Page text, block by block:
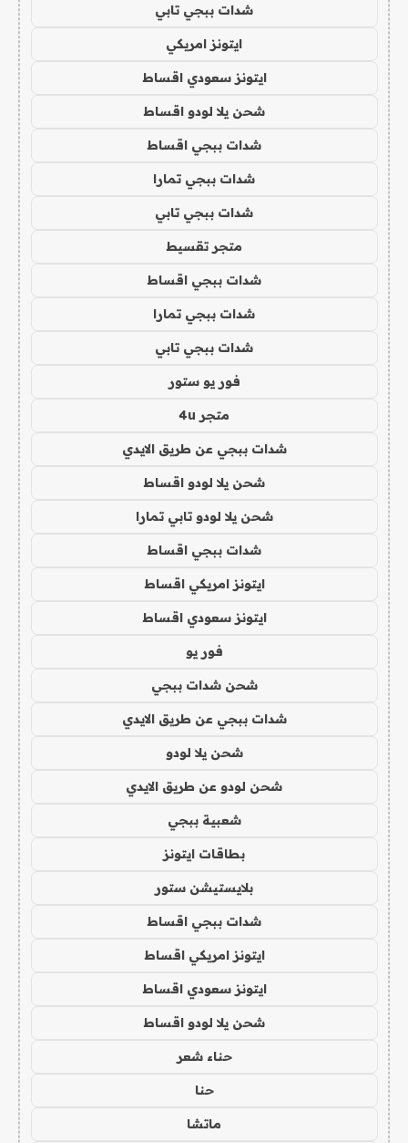
شدات ببجي تابي
ايتونز امريكي
ايتونز سعودي اقساط
شحن يلا لودو اقساط
شدات ببجي اقساط
شدات ببجي تمارا
شدات ببجي تابي
متجر تقسيط
شدات ببجي اقساط
شدات ببجي تمارا
شدات ببجي تابي
فور يو ستور
متجر 4u
شدات ببجي عن طريق الايدي
شحن يلا لودو اقساط
شحن يلا لودو تابي تمارا
شدات ببجي اقساط
ايتونز امريكي اقساط
ايتونز سعودي اقساط
فور يو
شحن شدات ببجي
شدات ببجي عن طريق الايدي
شحن يلا لودو
شحن لودو عن طريق الايدي
شعبية ببجي
بطاقات ايتونز
بلايستيشن ستور
شدات ببجي اقساط
ايتونز امريكي اقساط
ايتونز سعودي اقساط
شحن يلا لودو اقساط
حناء شعر
حنا
ماتشا